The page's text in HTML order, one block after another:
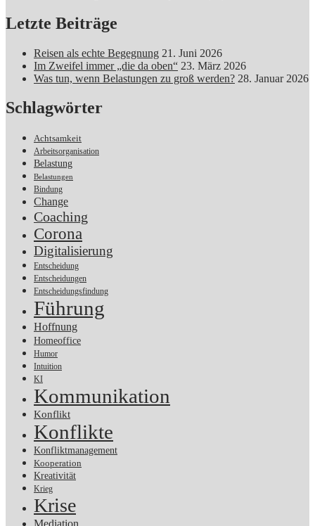
Letzte Beiträge
Reisen als echte Begegnung 21. Juni 2026
Im Zweifel immer „die da oben“ 23. März 2026
Was tun, wenn Belastungen zu groß werden? 28. Januar 2026
Schlagwörter
Achtsamkeit
Arbeitsorganisation
Belastung
Belastungen
Bindung
Change
Coaching
Corona
Digitalisierung
Entscheidung
Entscheidungen
Entscheidungsfindung
Führung
Hoffnung
Homeoffice
Humor
Intuition
KI
Kommunikation
Konflikt
Konflikte
Konfliktmanagement
Kooperation
Kreativität
Krieg
Krise